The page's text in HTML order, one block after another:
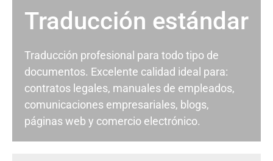
Traducción estándar
Traducción profesional para todo tipo de
documentos. Excelente calidad ideal para:
contratos legales, manuales de empleados,
comunicaciones empresariales, blogs,
páginas web y comercio electrónico.